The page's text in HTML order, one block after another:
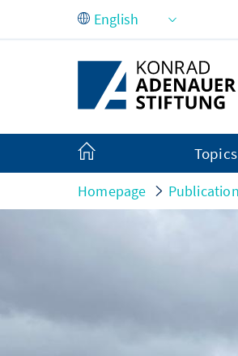
Skip to Main Content
Topics
Homepage